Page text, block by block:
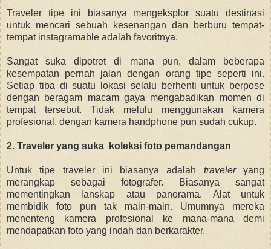
Traveler tipe ini biasanya mengeksplor suatu destinasi
untuk mencari sebuah kesenangan dan berburu tempat-
tempat instagramable adalah favoritnya.
Sangat suka dipotret di mana pun, dalam beberapa
kesempatan pernah jalan dengan orang tipe seperti ini.
Setiap tiba di suatu lokasi selalu berhenti untuk berpose
dengan beragam macam gaya mengabadikan momen di
tempat tersebut. Tidak melulu menggunakan kamera
profesional, dengan kamera handphone pun sudah cukup.
2. Traveler yang suka koleksi foto pemandangan
Untuk tipe traveler ini biasanya adalah traveleryang
merangkap sebagai fotografer. Biasanya sangat
mementingkan lanskap atau panorama. Alat untuk
membidik foto pun tak main-main. Umumnya mereka
menenteng kamera profesional ke mana-mana demi
mendapatkan foto yang indah dan berkarakter.